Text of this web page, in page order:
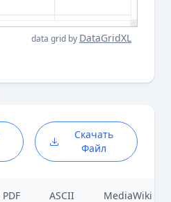
data grid by DataGridXL
Скачать
Файл
PDF ASCII MediaWiki